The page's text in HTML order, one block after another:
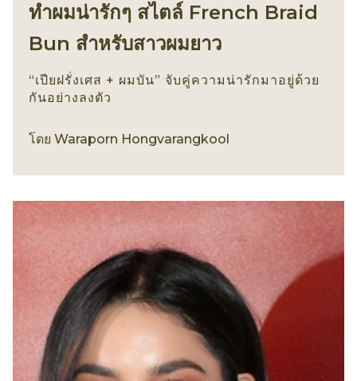
ทำผมน่ารักๆ สไตล์ French Braid
Bun สำหรับสาวผมยาว
“เปียฝรั่งเศส + ผมบัน” จับคู่ความน่ารักมาอยู่ด้วย
กันอย่างลงตัว
โดย Waraporn Hongvarangkool